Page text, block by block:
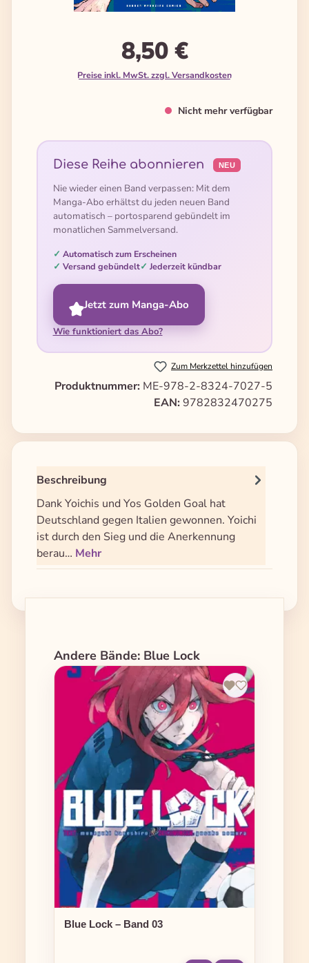
8,50 €
Preise inkl. MwSt. zzgl. Versandkosten
Nicht mehr verfügbar
Diese Reihe abonnieren NEU
Nie wieder einen Band verpassen: Mit dem
Manga-Abo erhältst du jeden neuen Band
automatisch – portosparend gebündelt im
monatlichen Sammelversand.
Automatisch zum Erscheinen
Versand gebündelt
Jederzeit kündbar
Jetzt zum Manga-Abo
Wie funktioniert das Abo?
Zum Merkzettel hinzufügen
Produktnummer: ME-978-2-8324-7027-5
EAN: 9782832470275
Beschreibung
Dank Yoichis und Yos Golden Goal hat
Deutschland gegen Italien gewonnen. Yoichi
ist durch den Sieg und die Anerkennung
berau… Mehr
Produktgalerie überspringen
Andere Bände: Blue Lock
Blue Lock – Band 03